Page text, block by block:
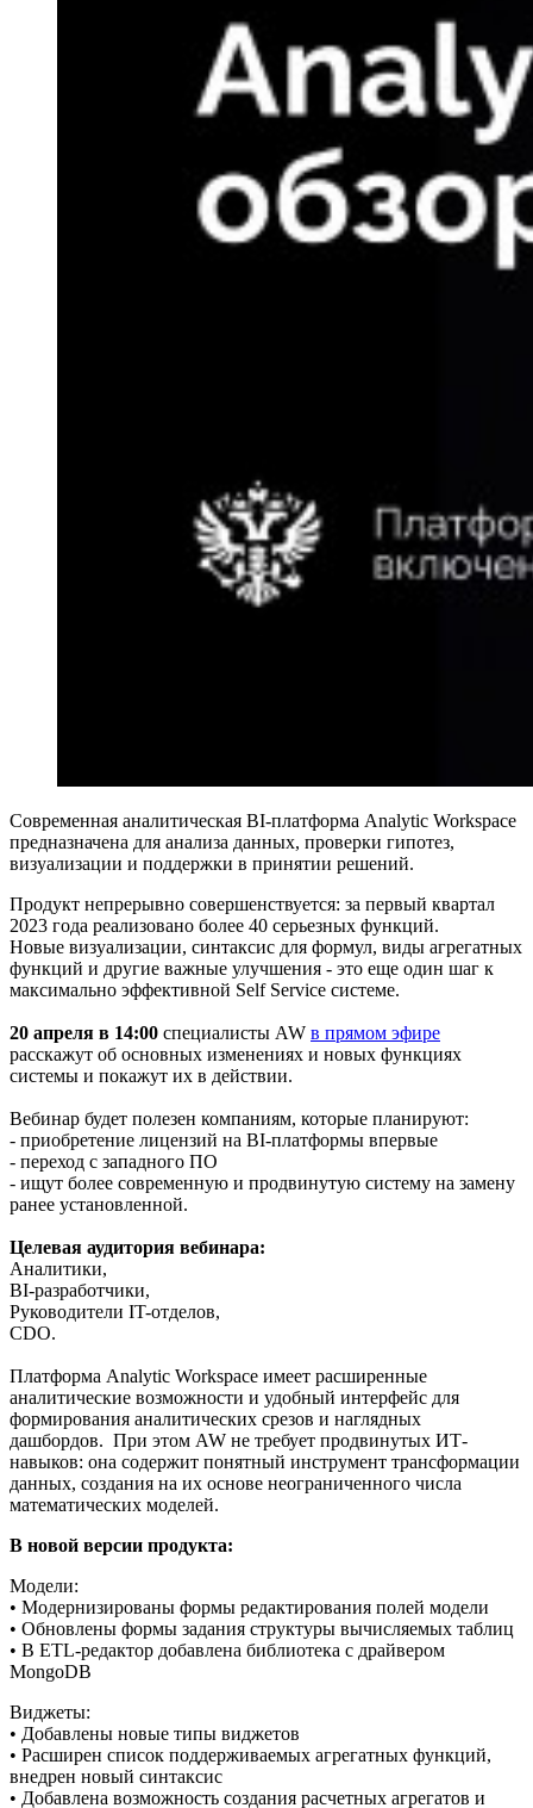
Современная аналитическая BI-платформа Analytic Workspace
предназначена для анализа данных, проверки гипотез,
визуализации и поддержки в принятии решений.
Продукт непрерывно совершенствуется: за первый квартал
2023 года реализовано более 40 серьезных функций.
Новые визуализации, синтаксис для формул, виды агрегатных
функций и другие важные улучшения - это еще один шаг к
максимально эффективной Self Service системе.
20 апреля в 14:00 специалисты AW в прямом эфире
расскажут об основных изменениях и новых функциях
системы и покажут их в действии.
Вебинар будет полезен компаниям, которые планируют:
- приобретение лицензий на BI-платформы впервые
- переход с западного ПО
- ищут более современную и продвинутую систему на замену
ранее установленной.
Целевая аудитория вебинара:
Аналитики,
BI-разработчики,
Руководители IT-отделов,
CDO.
Платформа Analytic Workspace имеет расширенные
аналитические возможности и удобный интерфейс для
формирования аналитических срезов и наглядных
дашбордов. При этом AW не требует продвинутых ИТ-
навыков: она содержит понятный инструмент трансформации
данных, создания на их основе неограниченного числа
математических моделей.
В новой версии продукта:
Модели:
• Модернизированы формы редактирования полей модели
• Обновлены формы задания структуры вычисляемых таблиц
• В ETL-редактор добавлена библиотека с драйвером
MongoDB
Виджеты:
• Добавлены новые типы виджетов
• Расширен список поддерживаемых агрегатных функций,
внедрен новый синтаксис
• Добавлена возможность создания расчетных агрегатов и